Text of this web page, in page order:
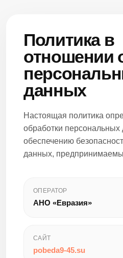
Политика в
отношении
данных
Настоящая политика
обработки
обеспечению
данных,
ОПЕРАТОР
АНО «Евразия»
САЙТ
pobeda9-45.su